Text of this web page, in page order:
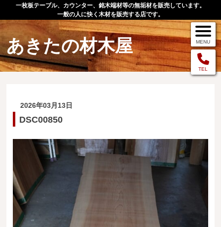
一枚板テーブル、カウンター、銘木端材等の無垢材を販売しています。
一般の人に快く木材を販売する店です。
あきたの材木屋
TEL
MENU
メニュー
作品例
店舗案内
お問い合わせ
お客様の声
お買い物の流れ
2026年03月13日
DSC00850